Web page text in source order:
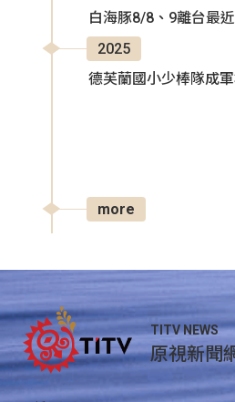
白海豚8/8、9離台最
2025
德芙蘭國小少棒隊成
more
TITV NEWS
原視新聞